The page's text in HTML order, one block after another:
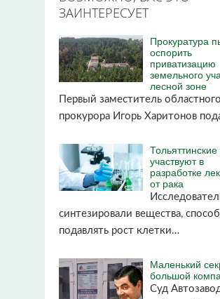
ЗАИНТЕРЕСУЕТ
Прокуратура
оспорить
приватизацию
земельного
лесной зоне
Первый заместитель областного
прокурора Игорь Харитонов
участвуют в
разработке
от рака
синтезировали вещества,
подавлять рост клетки…
Маленький
большой
Суд